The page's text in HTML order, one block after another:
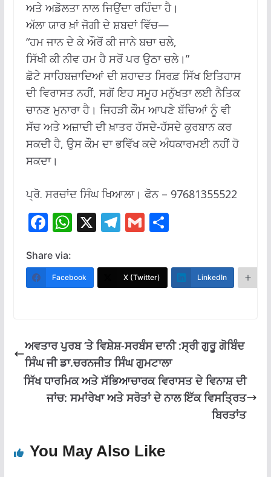
ਅਤੇ ਅਡੋਲਤਾ ਨਾਲ ਜਿਉਂਦਾ ਰਹਿੰਦਾ ਹੈ।
ਅੱਲਾ ਯਾਰ ਖ਼ਾਂ ਜੋਗੀ ਦੇ ਸ਼ਬਦਾਂ ਵਿੱਚ—
“ਹਮ ਜਾਨ ਦੇ ਕੇ ਔਰੋਂ ਕੀ ਜਾਨੇ ਬਚਾ ਚਲੇ,
ਸਿੱਖੀ ਕੀ ਨੀਵ ਹਮ ਹੈ ਸਰੋਂ ਪਰ ਉਠਾ ਚਲੇ।”
ਛੋਟੇ ਸਾਹਿਬਜ਼ਾਦਿਆਂ ਦੀ ਸ਼ਹਾਦਤ ਸਿਰਫ਼ ਸਿੱਖ ਇਤਿਹਾਸ
ਦੀ ਵਿਰਾਸਤ ਨਹੀਂ, ਸਗੋਂ ਇਹ ਸਮੂਹ ਮਨੁੱਖਤਾ ਲਈ ਨੈਤਿਕ
ਚਾਨਣ ਮੁਨਾਰਾ ਹੈ। ਜਿਹੜੀ ਕੌਮ ਆਪਣੇ ਬੱਚਿਆਂ ਨੂੰ ਵੀ
ਸੱਚ ਅਤੇ ਅਜ਼ਾਦੀ ਦੀ ਖ਼ਾਤਰ ਹੱਸਦੇ-ਹੱਸਦੇ ਕੁਰਬਾਨ ਕਰ
ਸਕਦੀ ਹੈ, ਉਸ ਕੌਮ ਦਾ ਭਵਿੱਖ ਕਦੇ ਅੰਧਕਾਰਮਈ ਨਹੀਂ ਹੋ
ਸਕਦਾ।
ਪ੍ਰੋ. ਸਰਚਾਂਦ ਸਿੰਘ ਖਿਆਲਾ। ਫੋਨ – 97681355522
F
e
b
k
W
at
s
p
X T
e
gr
G
ai
l
S
ar
e
Share via:
Facebook X (Twitter) LinkedIn
ਅਵਤਾਰ ਪੁਰਬ ‘ਤੇ ਵਿਸ਼ੇਸ਼-ਸਰਬੰਸ ਦਾਨੀ :ਸ੍ਰੀ ਗੁਰੂ ਗੋਬਿੰਦ
ਸਿੰਘ ਜੀ ਡਾ.ਚਰਨਜੀਤ ਸਿੰਘ ਗੁਮਟਾਲਾ
ਸਿੱਖ ਧਾਰਮਿਕ ਅਤੇ ਸੱਭਿਆਚਾਰਕ ਵਿਰਾਸਤ ਦੇ ਵਿਨਾਸ਼ ਦੀ
ਜਾਂਚ: ਸਮਾਂਰੇਖਾ ਅਤੇ ਸਰੋਤਾਂ ਦੇ ਨਾਲ ਇੱਕ ਵਿਸਤ੍ਰਿਤ
ਬਿਰਤਾਂਤ
You May Also Like